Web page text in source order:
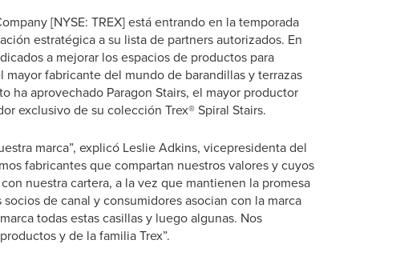
[NYSE: TREX] está entrando en la temporada
estratégica a su lista de partners autorizados. En
a mejorar los espacios de productos para
fabricante del mundo de barandillas y terrazas
aprovechado Paragon Stairs, el mayor productor
exclusivo de su colección Trex® Spiral Stairs.
marca”, explicó Leslie Adkins, vicepresidenta del
fabricantes que compartan nuestros valores y cuyos
nuestra cartera, a la vez que mantienen la promesa
de canal y consumidores asocian con la marca
todas estas casillas y luego algunas. Nos
y de la familia Trex”.